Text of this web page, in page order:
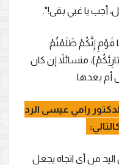
أجب يا غبي بقى!".
قَوْمِ إِنَّكُمْ ظَلَمْتُمْ
متسائلاً إن كان
أم بعدها.
رامي عيسى الرد
من أي اتجاه يجعل